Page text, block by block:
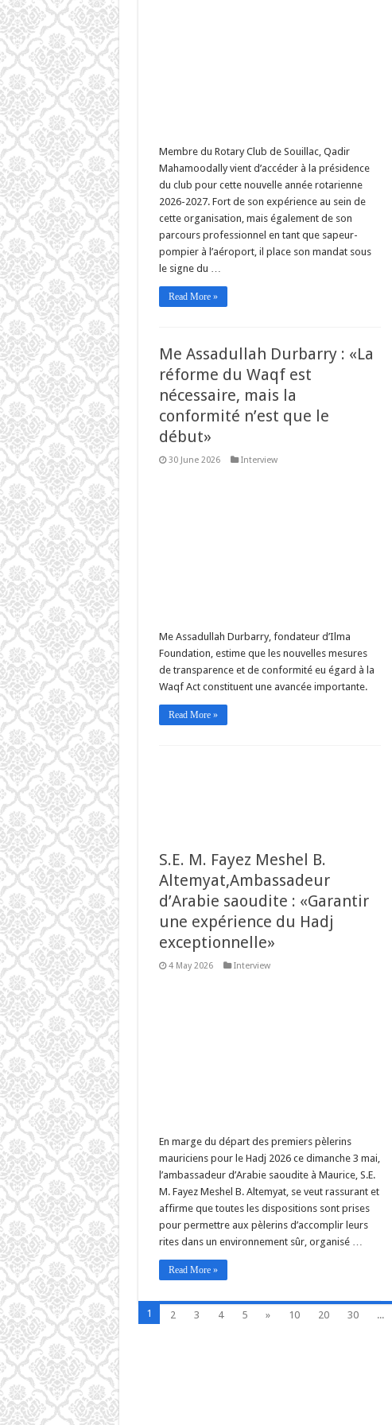
Membre du Rotary Club de Souillac, Qadir
Mahamoodally vient d’accéder à la présidence
du club pour cette nouvelle année rotarienne
2026-2027. Fort de son expérience au sein de
cette organisation, mais également de son
parcours professionnel en tant que sapeur-
pompier à l’aéroport, il place son mandat sous
le signe du …
Read More »
Me Assadullah Durbarry : «La
réforme du Waqf est
nécessaire, mais la
conformité n’est que le
début»
30 June 2026 Interview
Me Assadullah Durbarry, fondateur d’Ilma
Foundation, estime que les nouvelles mesures
de transparence et de conformité eu égard à la
Waqf Act constituent une avancée importante.
Read More »
S.E. M. Fayez Meshel B.
Altemyat,Ambassadeur
d’Arabie saoudite : «Garantir
une expérience du Hadj
exceptionnelle»
4 May 2026 Interview
En marge du départ des premiers pèlerins
mauriciens pour le Hadj 2026 ce dimanche 3 mai,
l’ambassadeur d’Arabie saoudite à Maurice, S.E.
M. Fayez Meshel B. Altemyat, se veut rassurant et
affirme que toutes les dispositions sont prises
pour permettre aux pèlerins d’accomplir leurs
rites dans un environnement sûr, organisé …
Read More »
1 2 3 4 5 » 10 20 30 ...